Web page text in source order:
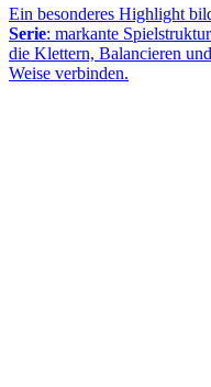
Ein besonderes Highlight
Serie: markante
die Klettern, Balancieren
Weise verbinden.